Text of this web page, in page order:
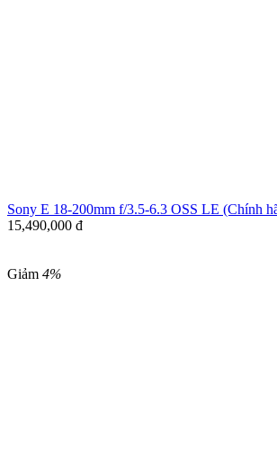
Sony E 18-200mm f/3.5-6.3 OSS LE (Chính
15,490,000 đ
Giảm 4%